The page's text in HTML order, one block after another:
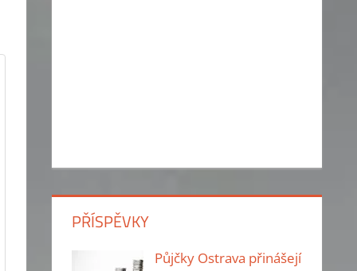
PŘÍSPĚVKY
Půjčky Ostrava přinášejí